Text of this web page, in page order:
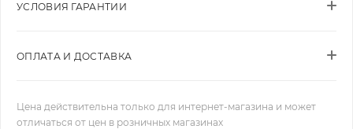
УСЛОВИЯ ГАРАНТИИ
ОПЛАТА И ДОСТАВКА
Цена действительна только для интернет-магазина и может
отличаться от цен в розничных магазинах